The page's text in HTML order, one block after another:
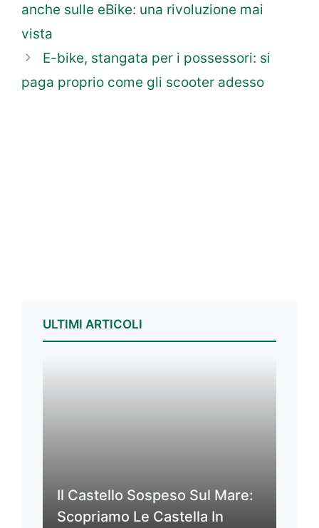
anche sulle eBike: una rivoluzione mai
vista
E-bike, stangata per i possessori: si
paga proprio come gli scooter adesso
ULTIMI ARTICOLI
Il Castello Sospeso Sul Mare:
Scopriamo Le Castella In